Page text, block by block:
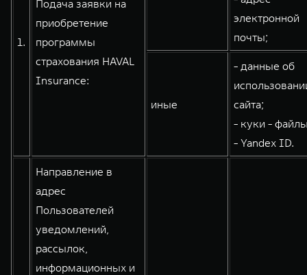
WEY 80
Масштаб возможностей
WEY 80 Лаундж
от 8 099 000 ₽
1.
Подача заявки на
приобретение
программы
страхования HAVAL
Insurance:
электронной
почты;
иные
- данные об
сайта;
- куки -
- Yandex ID.
Направление в
адрес
Пользователей
уведомлений,
рассылок,
информационных и